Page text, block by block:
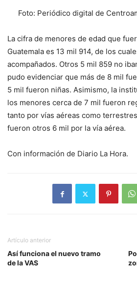
Foto: Periódico digital de
La cifra de menores de edad que
Guatemala es 13 mil 914, de los
acompañados. Otros 5 mil 859 no
pudo evidenciar que más de 8 mil
5 mil fueron niñas. Asimismo, la
los menores cerca de 7 mil fueron
tanto por vías aéreas como
fueron otros 6 mil por la vía aérea.
Con información de Diario La Hora.
Artículo anterior
Así funciona el nuevo tramo
de la VAS